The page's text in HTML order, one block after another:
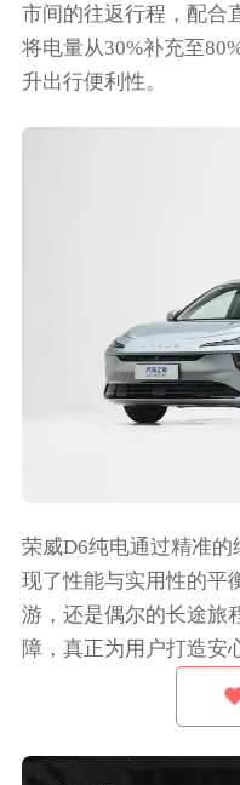
市间的往返行程，配合
将电量从30%补充至
升出行便利性。
荣威D6纯电通过精准
现了性能与实用性的平
游，还是偶尔的长途旅
障，真正为用户打造安